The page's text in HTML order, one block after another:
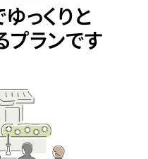
っくりと
プランです